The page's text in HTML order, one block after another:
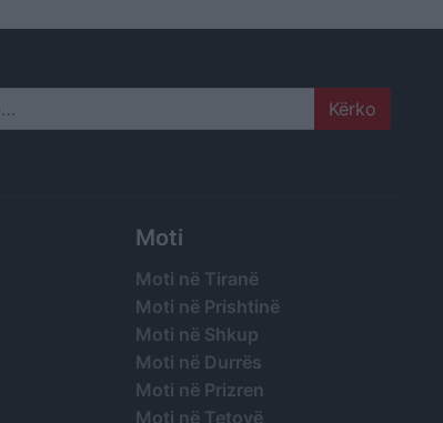
Moti
Moti në Tiranë
Moti në Prishtinë
Moti në Shkup
Moti në Durrës
Moti në Prizren
Moti në Tetovë